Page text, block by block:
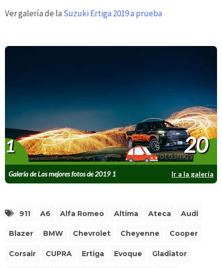
Ver galería de la Suzuki Ertiga 2019 a prueba
Galería de Las mejores fotos de 2019 1 Ir a la galería
1 20
911 A6 Alfa Romeo Altima Ateca Audi
Blazer BMW Chevrolet Cheyenne Cooper
Corsair CUPRA Ertiga Evoque Gladiator